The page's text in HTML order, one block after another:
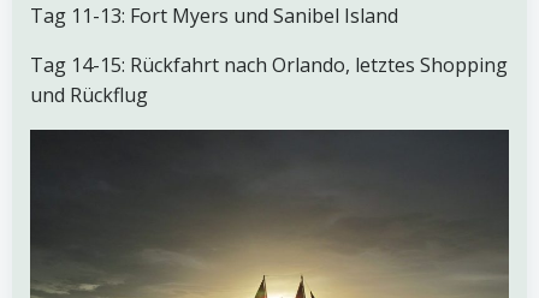
Tag 11-13: Fort Myers und Sanibel Island
Tag 14-15: Rückfahrt nach Orlando, letztes Shopping
und Rückflug